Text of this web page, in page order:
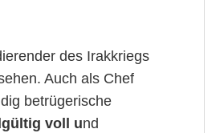
des Irakkriegs
Auch als Chef
betrügerische
voll und